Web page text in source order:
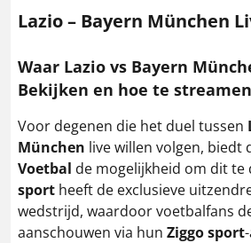
Lazio– Bayern München
Waar Lazio vs Bayern
Bekijken en hoe te
Voor degenen die het duel tussen
München live willen volgen, biedt
Voetbal de mogelijkheid om dit te
sport heeft de exclusieve
wedstrijd, waardoor voetbalfans
aanschouwen via hun Ziggo sport